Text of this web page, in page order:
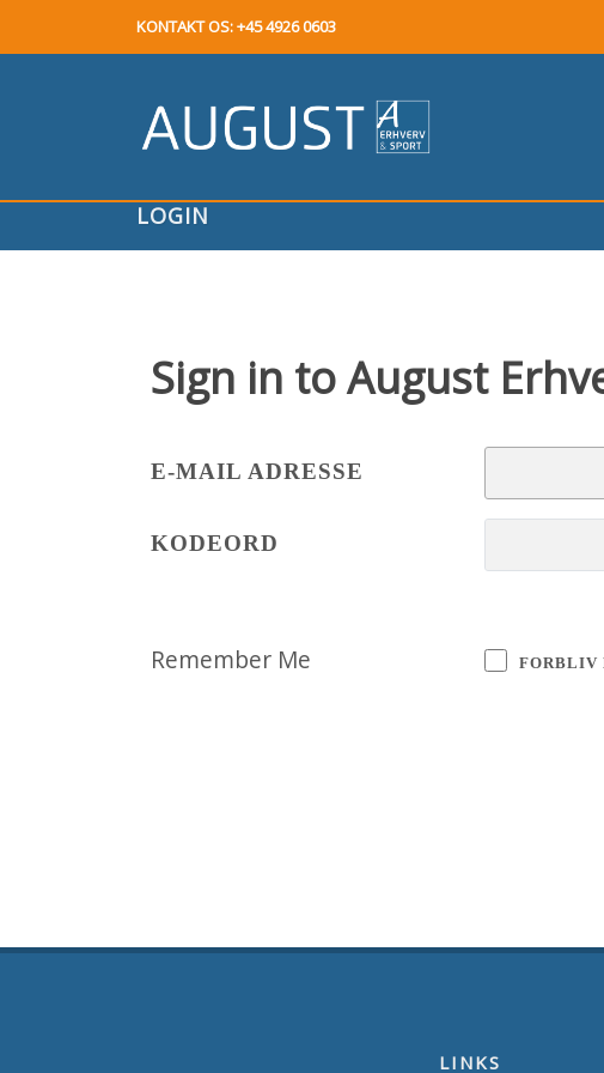
KONTAKT OS: +45 4926 0603
LOGIN
Sign in toAugust
E-MAIL ADRESSE
KODEORD
Remember Me
FORBLIV
LINKS